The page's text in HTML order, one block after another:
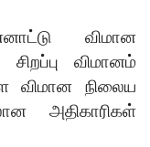
விமான
சிறப்பு விமானம்
விமான நிலைய
அதிகாரிகள்